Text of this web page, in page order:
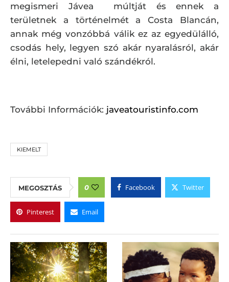
megismeri Jávea múltját és ennek a
területnek a történelmét a Costa Blancán,
annak még vonzóbbá válik ez az egyedülálló,
csodás hely, legyen szó akár nyaralásról, akár
élni, letelepedni való szándékról.
További Információk: javeatouristinfo.com
KIEMELT
MEGOSZTÁS 0 Facebook Twitter
Pinterest Email